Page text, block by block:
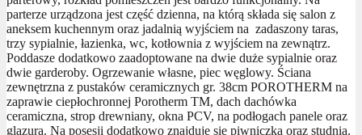
parterze urządzona jest część dzienna, na którą składa się salon z
aneksem kuchennym oraz jadalnią wyjściem na zadaszony taras,
trzy sypialnie, łazienka, wc, kotłownia z wyjściem na zewnątrz.
Poddasze dodatkowo zaadoptowane na dwie duże sypialnie oraz
dwie garderoby. Ogrzewanie własne, piec węglowy. Ściana
zewnętrzna z pustaków ceramicznych gr. 38cm POROTHERM na
zaprawie ciepłochronnej Porotherm TM, dach dachówka
ceramiczna, strop drewniany, okna PCV, na podłogach panele oraz
glazura. Na posesji dodatkowo znajduje się piwniczka oraz studnia.